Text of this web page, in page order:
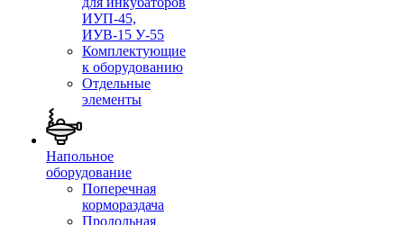
ИУП-45,
ИУВ-15 У-55
Комплектующие
к оборудованию
Отдельные
элементы
Напольное
оборудование
Поперечная
кормораздача
Продольная